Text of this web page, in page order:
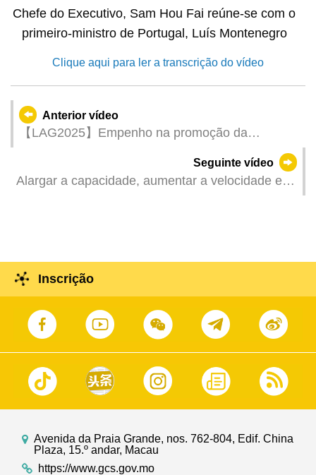
Chefe do Executivo, Sam Hou Fai reúne-se com o
primeiro-ministro de Portugal, Luís Montenegro
Clique aqui para ler a transcrição do vídeo
Anterior vídeo
【LAG2025】Empenho na promoção da
impulsionando o desenvolvimento industrial
Seguinte vídeo
Alargar a capacidade, aumentar a velocidade e
Inscrição
Avenida da Praia Grande, nos. 762-804, Edif. China
Plaza, 15.º andar, Macau
https://www.gcs.gov.mo